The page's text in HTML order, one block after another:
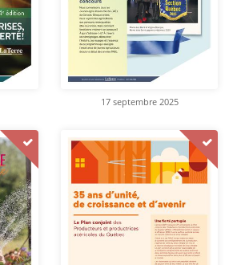
17 septembre 2025